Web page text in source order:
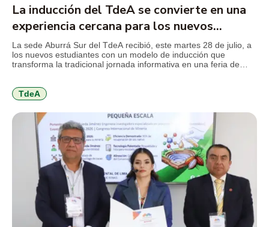
La inducción del TdeA se convierte en una
experiencia cercana para los nuevos
estudiantes
La sede Aburrá Sur del TdeA recibió, este martes 28 de julio, a
los nuevos estudiantes con un modelo de inducción que
transforma la tradicional jornada informativa en una feria de
programas y beneficios que encontrarán durante […]
TdeA